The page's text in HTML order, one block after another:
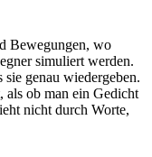
Bewegungen, wo
simuliert werden.
genau wiedergeben.
als ob man ein Gedicht
nicht durch Worte,